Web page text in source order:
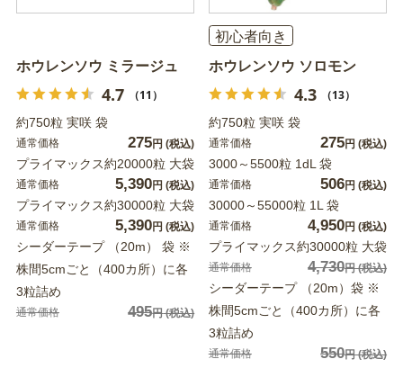
ホウレンソウ ミラージュ
4.7 （11）
約750粒 実咲 袋
通常価格 275円 (税込)
プライマックス約20000粒 大袋
通常価格 5,390円 (税込)
プライマックス約30000粒 大袋
通常価格 5,390円 (税込)
シーダーテープ （20m） 袋 ※
株間5cmごと（400カ所）に各
3粒詰め
通常価格 495円(税込)
初心者向き
ホウレンソウ ソロモン
4.3 （13）
約750粒 実咲 袋
通常価格 275円 (税込)
3000～5500粒 1dL 袋
通常価格 506円 (税込)
30000～55000粒 1L 袋
通常価格 4,950円 (税込)
プライマックス約30000粒 大袋
通常価格 4,730円(税込)
シーダーテープ （20m）袋 ※
株間5cmごと（400カ所）に各
3粒詰め
通常価格 550円(税込)